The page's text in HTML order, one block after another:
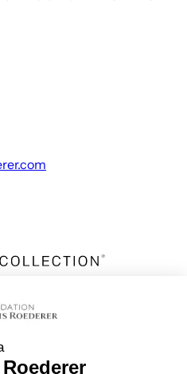
l’ensemble des
réunies autour de la
Roederer. Il regroupe
trois filiales de distribution
pôle hospitalité haut de